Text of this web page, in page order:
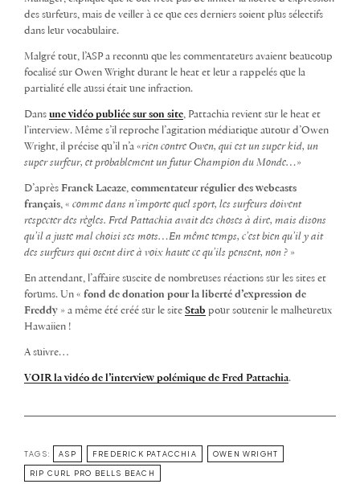
des surfeurs, mais de veiller à ce que ces derniers soient plus sélectifs
dans leur vocabulaire.
Malgré tout, l’ASP a reconnu que les commentateurs avaient beaucoup
focalisé sur Owen Wright durant le heat et leur a rappelés que la
partialité elle aussi était une infraction.
Dans une vidéo publiée sur son site, Pattachia revient sur le heat et
l’interview. Même s’il reproche l’agitation médiatique autour d’Owen
Wright, il précise qu’il n’a «rien contre Owen, qui est un super kid, un
super surfeur, et probablement un futur Champion du Monde…»
D’après Franck Lacaze, commentateur régulier des webcasts
français, « comme dans n’importe quel sport, les surfeurs doivent
respecter des règles. Fred Pattachia avait des choses à dire, mais disons
qu’il a juste mal choisi ses mots…En même temps, c’est bien qu’il y ait
des surfeurs qui osent dire à voix haute ce qu’ils pensent, non ? »
En attendant, l’affaire suscite de nombreuses réactions sur les sites et
forums. Un « fond de donation pour la liberté d’expression de
Freddy » a même été créé sur le site Stab pour soutenir le malheureux
Hawaiien !
A suivre…
VOIR la vidéo de l’interview polémique de Fred Pattachia.
TAGS: ASP FREDERICK PATACCHIA OWEN WRIGHT
RIP CURL PRO BELLS BEACH